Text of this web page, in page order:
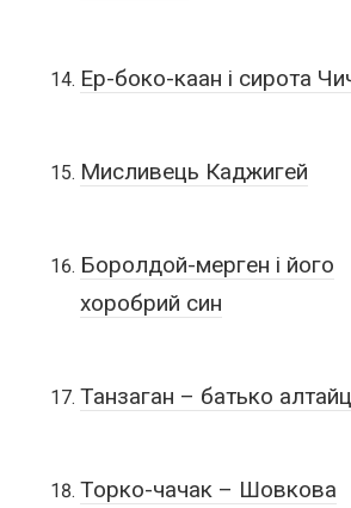
Ер-боко-каан i сирота
Мисливець Каджигей
Боролдой-мерген і його
хоробрий син
Танзаган – батько
Торко-чачак – Шовкова